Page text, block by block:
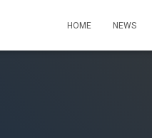
HOME NEWS